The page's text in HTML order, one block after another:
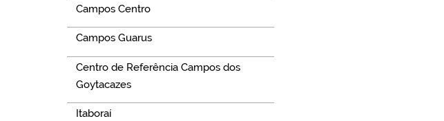
Campos Centro
Campos Guarus
Centro de Referência Campos dos
Goytacazes
Itaboraí